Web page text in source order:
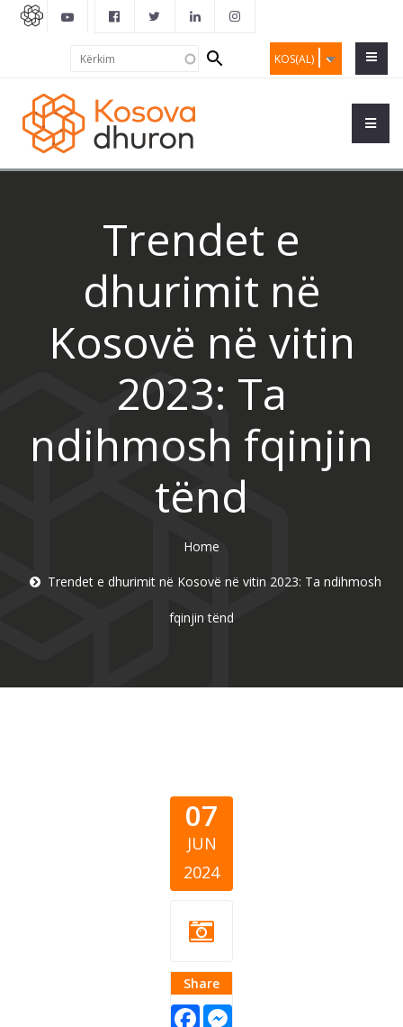
KOS(AL)
Search
form
Trendet e
dhurimit në
Kosovë në vitin
2023: Ta
ndihmosh fqinjin
tënd
Home
Trendet e dhurimit në Kosovë në vitin 2023: Ta ndihmosh
fqinjin tënd
07
JUN
2024
Share
Facebook